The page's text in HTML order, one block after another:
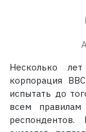
Несколько
корпорация
испытать до
всем